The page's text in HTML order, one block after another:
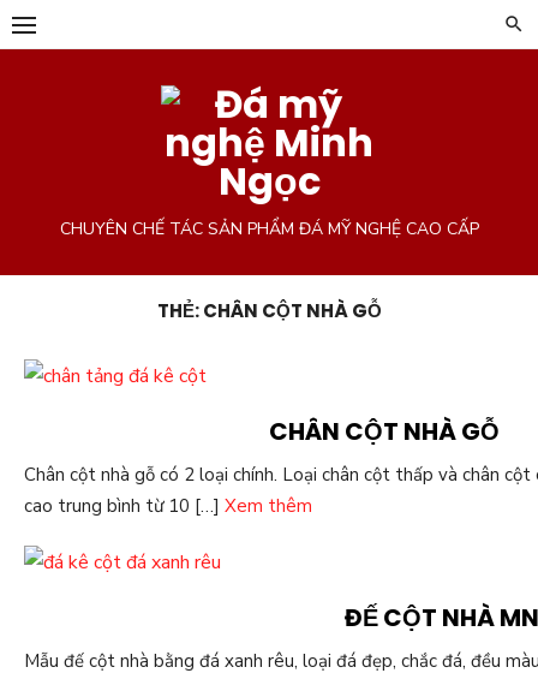
Chuyển
tới
CHUYÊN CHẾ TÁC SẢN PHẨM ĐÁ MỸ NGHỆ CAO CẤP
THẺ:CHÂN CỘT NHÀ GỖ
CHÂN CỘT NHÀ GỖ
Chân cột nhà gỗ có 2 loại chính. Loại chân cột thấp và chân
cao trung bình từ 10 […] Xem thêm
ĐẾ CỘT NHÀ
Mẫu đế cột nhà bằng đá xanh rêu, loại đá đẹp, chắc đá, đều